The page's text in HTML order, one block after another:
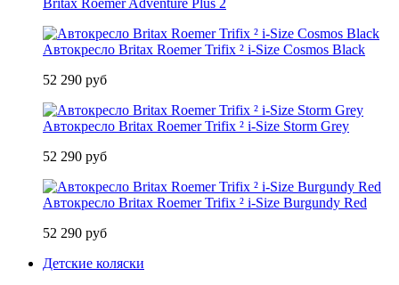
Britax Roemer Adventure Plus 2
Автокресло Britax Roemer Trifix ² i-Size Cosmos Black
52 290 руб
Автокресло Britax Roemer Trifix ² i-Size Storm Grey
52 290 руб
Автокресло Britax Roemer Trifix ² i-Size Burgundy Red
52 290 руб
Детские коляски